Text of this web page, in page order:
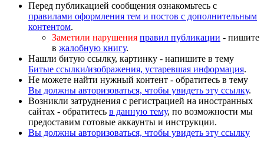
Перед публикацией сообщения ознакомьтесь с
правилами оформления тем и постов с дополнительным
контентом.
Заметили нарушения правил публикации - пишите
в жалобную книгу.
Нашли битую ссылку, картинку - напишите в тему
Битые ссылки/изображения, устаревшая информация.
Не можете найти нужный контент - обратитесь в тему
Вы должны авторизоваться, чтобы увидеть эту ссылку.
Возникли затруднения с регистрацией на иностранных
сайтах - обратитесь в данную тему, по возможности мы
предоставим готовые аккаунты и инструкции.
Вы должны авторизоваться, чтобы увидеть эту ссылку